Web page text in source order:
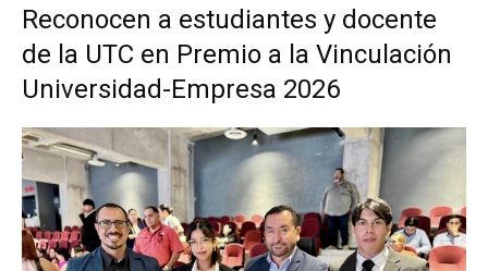
Reconocen a estudiantes y docente
de la UTC en Premio a la Vinculación
Universidad-Empresa 2026